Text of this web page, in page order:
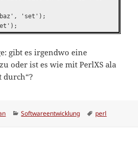
'set');
gibt es irgendwo eine
oder ist es wie mit PerlXS ala
durch“?
Kategorien
Softwareentwicklung Schlagwörter
perl